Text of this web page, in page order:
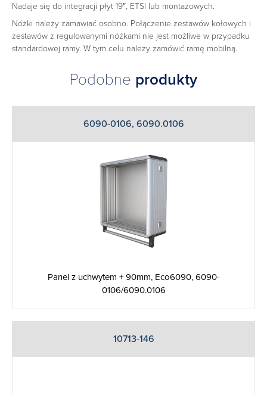
Nadaje się do integracji płyt 19″, ETSI lub montażowych.‎
Nóżki należy zamawiać osobno. Połączenie zestawów kołowych i
zestawów z regulowanymi nóżkami nie jest możliwe w przypadku
standardowej ramy. W tym celu należy zamówić ramę mobilną.
Podobne produkty
6090-0106, 6090.0106
Panel z uchwytem + 90mm, Eco6090, 6090-
0106/6090.0106
10713-146